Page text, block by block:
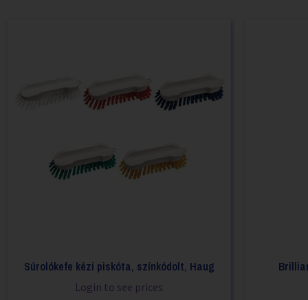
Súrolókefe kézi piskóta, színkódolt, Haug
Login to see prices